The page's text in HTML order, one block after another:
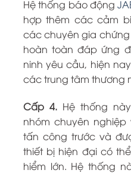
Hệ thống báo động
hợp thêm các cảm
các chuyên gia
hoàn toàn đáp ứng
ninh yêu cầu, hiện
các trung tâm thương
Cấp 4. Hệ thống
nhóm chuyên
tấn công trước và
thiết bị hiện đại có
hiểm lớn. Hệ thống